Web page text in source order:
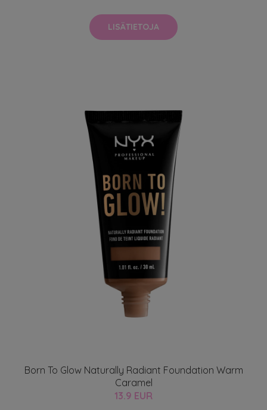
LISÄTIETOJA
Born To Glow Naturally Radiant Foundation Warm
Caramel
13.9 EUR